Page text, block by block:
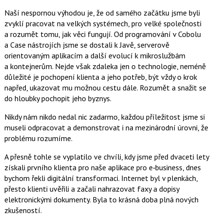
Naší nespornou výhodou je, že od samého začátku jsme byli
zvyklí pracovat na velkých systémech, pro velké společnosti
a rozumět tomu, jak věci fungují. Od programování v Cobolu
a Case nástrojích jsme se dostali k Javě, serverově
orientovaným aplikacím a další evolucí k mikroslužbám
a kontejnerům. Nejde však zdaleka jen o technologie, neméně
důležité je pochopení klienta a jeho potřeb, být vždy o krok
napřed, ukazovat mu možnou cestu dále. Rozumět a snažit se
do hloubky pochopit jeho byznys.
Nikdy nám nikdo nedal nic zadarmo, každou příležitost jsme si
museli odpracovat a demonstrovat i na mezinárodní úrovni, že
problému rozumíme.
A přesně tohle se vyplatilo ve chvíli, kdy jsme před dvaceti lety
získali prvního klienta pro naše aplikace pro e‑business, dnes
bychom řekli digitální transformaci. Internet byl v plenkách,
přesto klienti uvěřili a začali nahrazovat faxy a dopisy
elektronickými dokumenty. Byla to krásná doba plná nových
zkušeností.